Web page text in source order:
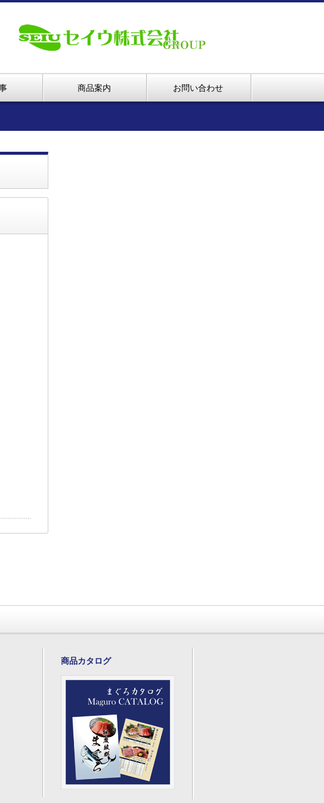
商品案内 お問い合わせ
商品カタログ